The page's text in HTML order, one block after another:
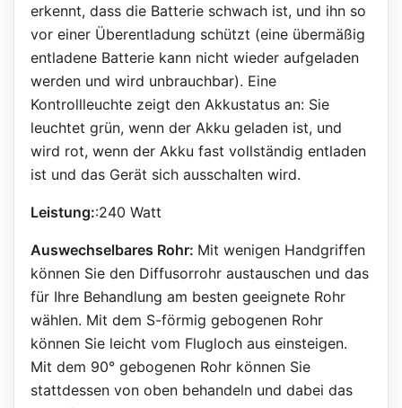
erkennt, dass die Batterie schwach ist, und ihn so
vor einer Überentladung schützt (eine übermäßig
entladene Batterie kann nicht wieder aufgeladen
werden und wird unbrauchbar). Eine
Kontrollleuchte zeigt den Akkustatus an: Sie
leuchtet grün, wenn der Akku geladen ist, und
wird rot, wenn der Akku fast vollständig entladen
ist und das Gerät sich ausschalten wird.
Leistung::240 Watt
Auswechselbares Rohr: Mit wenigen Handgriffen
können Sie den Diffusorrohr austauschen und das
für Ihre Behandlung am besten geeignete Rohr
wählen. Mit dem S-förmig gebogenen Rohr
können Sie leicht vom Flugloch aus einsteigen.
Mit dem 90° gebogenen Rohr können Sie
stattdessen von oben behandeln und dabei das